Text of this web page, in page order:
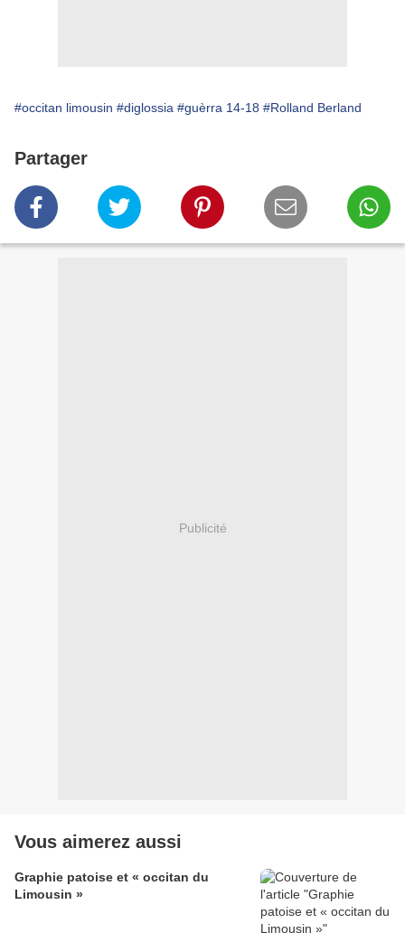
#occitan limousin #diglossia #guèrra 14-18 #Rolland Berland
Partager
Publicité
Vous aimerez aussi
Graphie patoise et « occitan du
Limousin »